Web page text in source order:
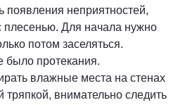
появления неприятностей,
плесенью. Для начала нужно
потом заселяться.
было протекания.
влажные места на стенах
тряпкой, внимательно следить